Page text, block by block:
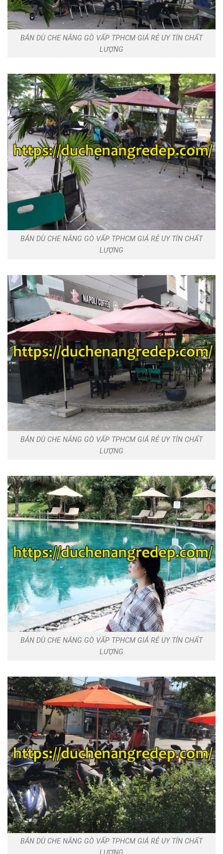
BÁN DÙ CHE NẮNG GÒ VẤP TPHCM GIÁ RẺ UY TÍN CHẤT
LƯỢNG
BÁN DÙ CHE NẮNG GÒ VẤP TPHCM GIÁ RẺ UY TÍN CHẤT
LƯỢNG
BÁN DÙ CHE NẮNG GÒ VẤP TPHCM GIÁ RẺ UY TÍN CHẤT
LƯỢNG
BÁN DÙ CHE NẮNG GÒ VẤP TPHCM GIÁ RẺ UY TÍN CHẤT
LƯỢNG
BÁN DÙ CHE NẮNG GÒ VẤP TPHCM GIÁ RẺ UY TÍN CHẤT